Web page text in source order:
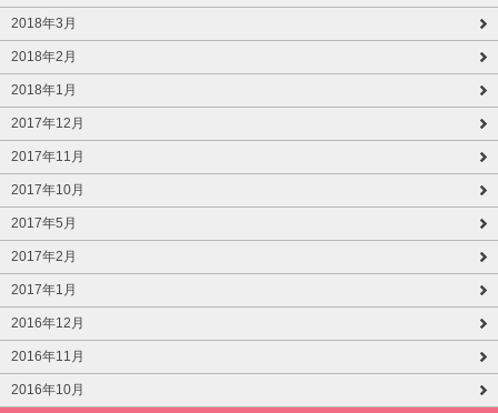
2018年3月
2018年2月
2018年1月
2017年12月
2017年11月
2017年10月
2017年5月
2017年2月
2017年1月
2016年12月
2016年11月
2016年10月